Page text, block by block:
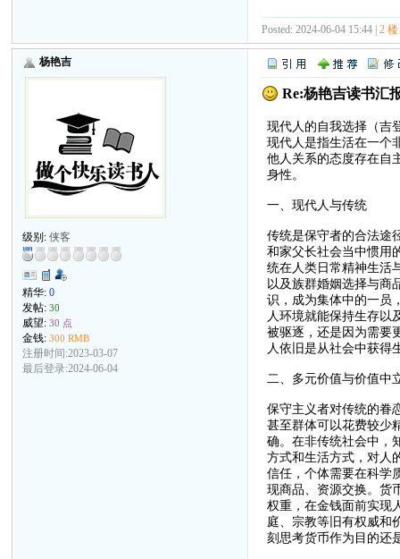
Posted: 2024-06-04 15:44 |2 楼
杨艳吉
级别:侠客
精华:0
发帖:30
威望:30 点
金钱:300 RMB
注册时间:2023-03-07
最后登录:2024-06-04
Re:杨艳吉读书汇
现代人的自我选择（吉
现代人是指生活在一个
他人关系的态度存在自
身性。
一、现代人与传统
传统是保守者的合法途
和家父长社会当中惯用
统在人类日常精神生活
以及族群婚姻选择与商
识，成为集体中的一员
人环境就能保持生存以
被驱逐，还是因为需要
人依旧是从社会中获得
二、多元价值与价值中
保守主义者对传统的眷
甚至群体可以花费较少
确。在非传统社会中，
方式和生活方式，对人
信任，个体需要在科学
现商品、资源交换。货
权重，在金钱面前实现
庭、宗教等旧有权威和
刻思考货币作为目的还